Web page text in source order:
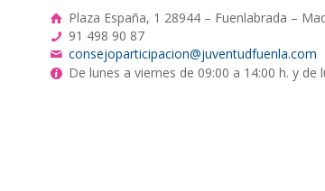
Plaza España, 1 28944 – Fuenlabrada –
91 498 90 87
consejoparticipacion@juventudfuenla.com
De lunes a viernes de 09:00 a 14:00 h. y